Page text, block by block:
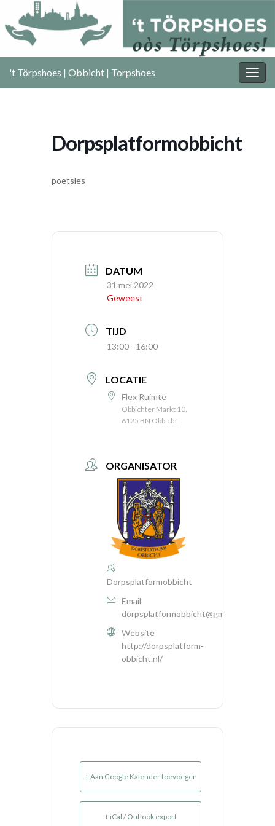
't Törpshoes | Obbicht | Torpshoes
Dorpsplatformobbicht
poetsles
DATUM
31 mei 2022
Geweest
TIJD
13:00 - 16:00
LOCATIE
Flex Ruimte
Obbichter Markt 10,
6125 BN Obbicht
ORGANISATOR
Dorpsplatformobbicht
Email
dorpsplatformobbicht@gmail.com
Website
http://dorpsplatform-
obbicht.nl/
+ Aan Google Kalender toevoegen
+ iCal / Outlook export